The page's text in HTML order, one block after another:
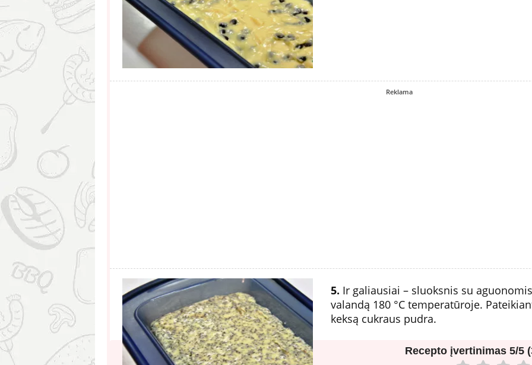
Reklama
5. Ir galiausiai – sluoksnis su
valandą 180 °C temperatūroje.
keksą cukraus pudra.
Recepto įvertinimas 5/5